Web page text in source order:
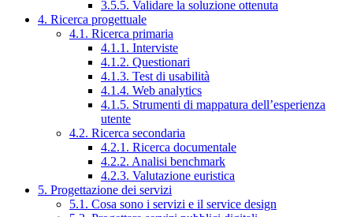
3.5.5. Validare la soluzione ottenuta
4. Ricerca progettuale
4.1. Ricerca primaria
4.1.1. Interviste
4.1.2. Questionari
4.1.3. Test di usabilità
4.1.4. Web analytics
4.1.5. Strumenti di mappatura dell’esperienza
utente
4.2. Ricerca secondaria
4.2.1. Ricerca documentale
4.2.2. Analisi benchmark
4.2.3. Valutazione euristica
5. Progettazione dei servizi
5.1. Cosa sono i servizi e il service design